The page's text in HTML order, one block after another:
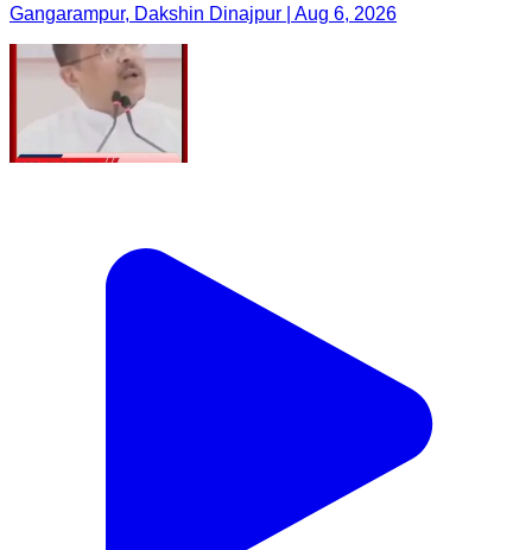
Gangarampur, Dakshin Dinajpur | Aug 6, 2026